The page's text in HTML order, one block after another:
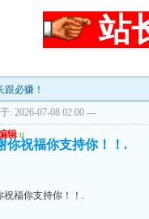
站
必赚！
: 2026-07-08 02:00 ---
辑 u
你祝福你支持你！！.
祝福你支持你！！.